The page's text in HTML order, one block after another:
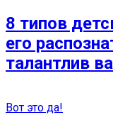
8 типов
его
талантлив
Вот это да!